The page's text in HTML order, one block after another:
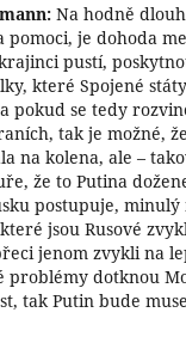
Na hodně
pomoci, je dohoda
pustí,
které Spojené
pokud se tedy
tak je možné,
na kolena, ale –
že to Putina
postupuje,
jsou Rusové
jenom zvykli na
problémy dotknou
tak Putin bude